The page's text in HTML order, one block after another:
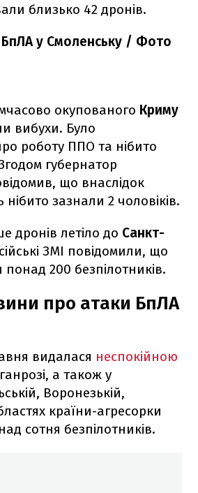
близько 42 дронів.
БпЛА у Смоленську / Фото
окупованого Криму
вибухи. Було
роботу ППО та нібито
губернатор
що внаслідок
зазнали 2 чоловіків.
дронів летіло до Санкт-
ЗМІ повідомили, що
понад 200 безпілотників.
про атаки БпЛА
видалася неспокійною
а також у
Воронезькій,
країни-агресорки
сотня безпілотників.